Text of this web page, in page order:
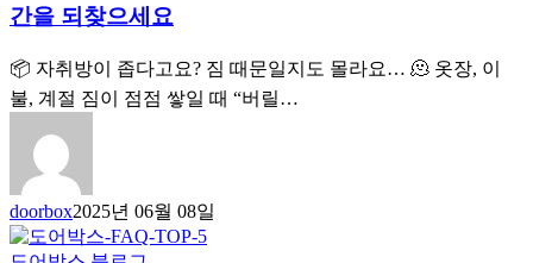
간을 되찾으세요
📦 자취방이 좁다고요? 짐 때문일지도 몰라요… 🫠 옷장, 이
불, 계절 짐이 점점 쌓일 때 “버릴…
doorbox2025년 06월 08일